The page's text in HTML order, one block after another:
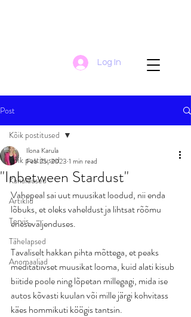
Log In
Post
Kõik postitused
Kanaldused
Artiklid
Tervis
Tähelapsed
Anomaaliad
Kõik postitused
"Inbetween Stardust"
Ilona Karula
Feb 25, 2023 1 min read
Vahepeal sai uut muusikat loodud, nii enda
lõbuks, et oleks vaheldust ja lihtsat rõõmu
eneseväljenduses.
Tavaliselt hakkan pihta mõttega, et peaks
meditatiivset muusikat looma, kuid alati kisub
biitide poole ning lõpetan millegagi, mida ise
autos kõvasti kuulan või mille järgi kohvitass
käes hommikuti köögis tantsin.